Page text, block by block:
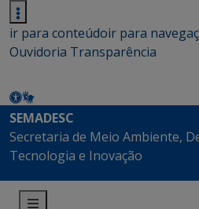
ir para conteúdoir para
Ouvidoria Transparência
SEMADESC
Secretaria de Meio Ambiente,
Tecnologia e Inovação